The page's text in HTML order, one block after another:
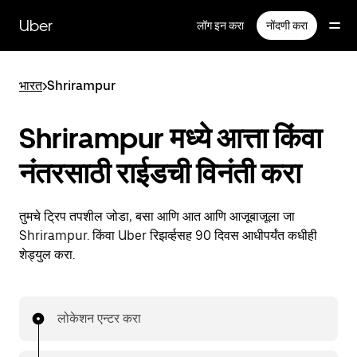
सामग्रीवरUber लॉग इन करा नोंदणी करा
भारत>Shrirampur
Shrirampur मध्ये आत्ता किंवा
नंतरसाठी राईडची विनंती करा
तुमचे ट्रिप तपशील जोडा, बसा आणि आत आणि आजूबाजूला जा
Shrirampur. किंवा Uber रिझर्व्हसह 90 दिवस आधीपर्यंत कधीही
शेड्युल करा.
लोकेशन एन्टर करा